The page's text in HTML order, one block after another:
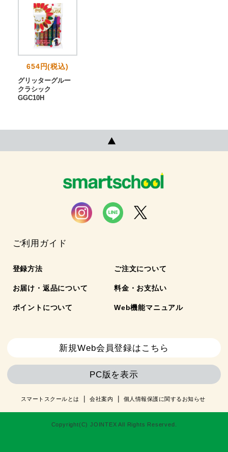
654円(税込)
グリッターグルー
クラシック
GGC10H
ご利用ガイド
登録方法 ご注文について
お届け・返品について 料金・お支払い
ポイントについて Web機能マニュアル
新規Web会員登録はこちら
PC版を表示
スマートスクールとは 会社案内 個人情報保護に関するお知らせ
Copyright(C) JOINTEX All Rights Reserved.